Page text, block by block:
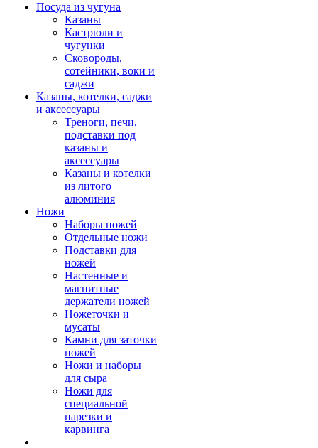
Посуда из чугуна
Казаны
Кастрюли и
чугунки
Сковороды,
сотейники, воки и
саджи
Казаны, котелки, саджи
и аксессуары
Треноги, печи,
подставки под
казаны и
аксессуары
Казаны и котелки
из литого
алюминия
Ножи
Наборы ножей
Отдельные ножи
Подставки для
ножей
Настенные и
магнитные
держатели ножей
Ножеточки и
мусаты
Камни для заточки
ножей
Ножи и наборы
для сыра
Ножи для
специальной
нарезки и
карвинга